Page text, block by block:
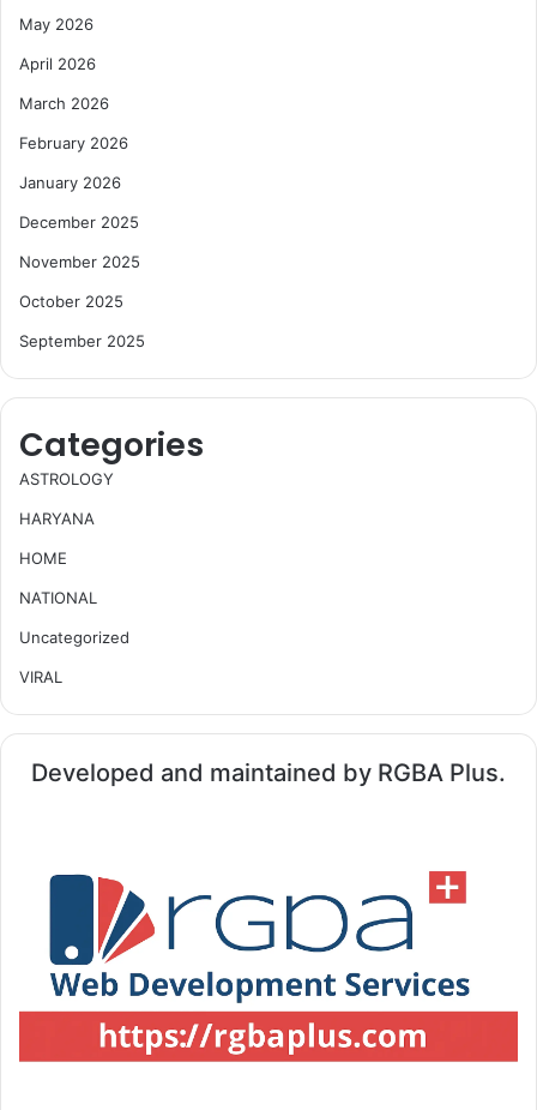
May 2026
April 2026
March 2026
February 2026
January 2026
December 2025
November 2025
October 2025
September 2025
Categories
ASTROLOGY
HARYANA
HOME
NATIONAL
Uncategorized
VIRAL
Developed and maintained by RGBA Plus.